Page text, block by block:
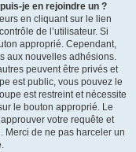
je en rejoindre un ?
en cliquant sur le lien
de l’utilisateur. Si
approprié. Cependant,
aux nouvelles adhésions.
peuvent être privés et
est public, vous pouvez le
est restreint et nécessite
le bouton approprié. Le
votre requête et
Merci de ne pas harceler un